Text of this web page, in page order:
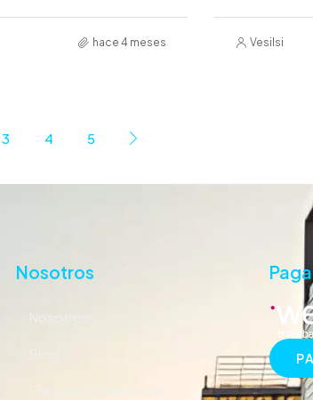
hace 4 meses Vesilsi
3 4 5
Nosotros
Preguntas frecuentes